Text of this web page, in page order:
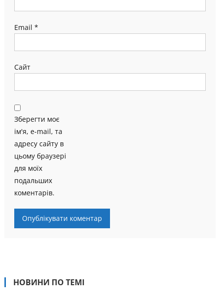
Email *
Сайт
Зберегти моє
ім'я, e-mail, та
адресу сайту в
цьому браузері
для моїх
подальших
коментарів.
НОВИНИ ПО ТЕМІ